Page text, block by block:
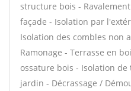
structure bois -
façade - Isolation par
Isolation des combles non
Ramonage - Terrasse en
ossature bois - Isolation
jardin - Décrassage /